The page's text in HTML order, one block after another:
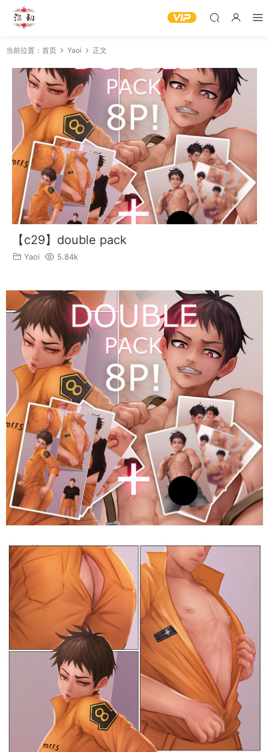
当前位置： 首页 Yaoi 正文
【c29】double pack
Yaoi 5.84k